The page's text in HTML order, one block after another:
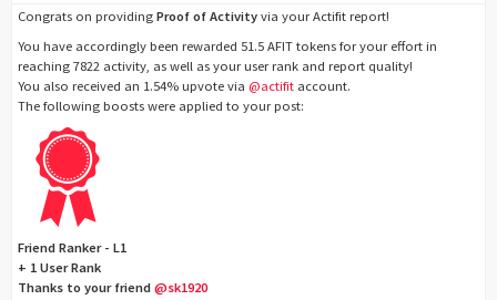
Congrats on providing Proof of Activity via your Actifit report!
You have accordingly been rewarded 51.5 AFIT tokens for your effort in
reaching 7822 activity, as well as your user rank and report quality!
You also received an 1.54% upvote via @actifit account.
The following boosts were applied to your post:
Friend Ranker - L1
+ 1 User Rank
Thanks to your friend @sk1920